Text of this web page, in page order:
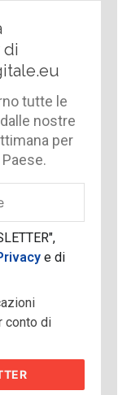
di
tutte le
nostre
per
e di
conto di